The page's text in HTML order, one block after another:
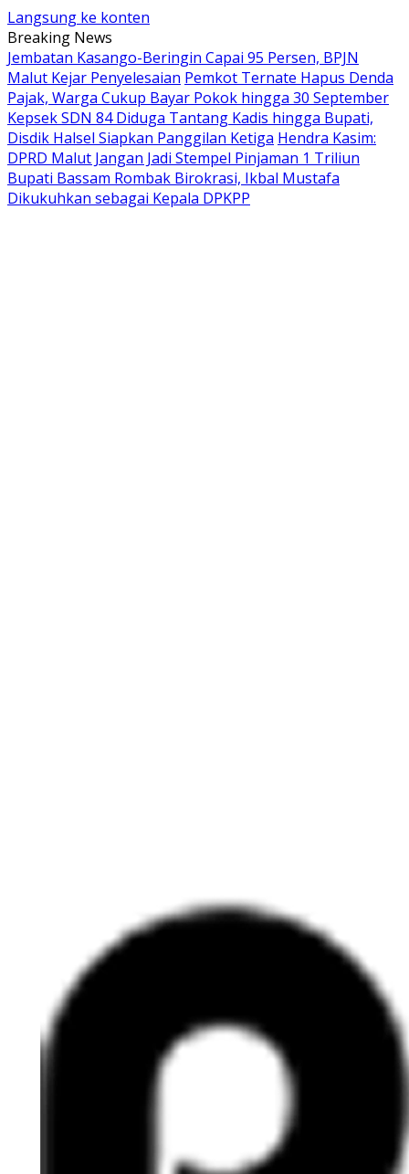
Langsung ke konten
Breaking News
Jembatan Kasango-Beringin Capai 95 Persen, BPJN
Malut Kejar Penyelesaian Pemkot Ternate Hapus Denda
Pajak, Warga Cukup Bayar Pokok hingga 30 September
Kepsek SDN 84 Diduga Tantang Kadis hingga Bupati,
Disdik Halsel Siapkan Panggilan Ketiga Hendra Kasim:
DPRD Malut Jangan Jadi Stempel Pinjaman 1 Triliun
Bupati Bassam Rombak Birokrasi, Ikbal Mustafa
Dikukuhkan sebagai Kepala DPKPP